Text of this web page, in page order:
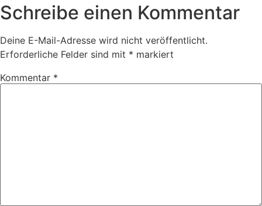
Schreibe einen Kommentar
Deine E-Mail-Adresse wird nicht veröffentlicht.
Erforderliche Felder sind mit * markiert
Kommentar *